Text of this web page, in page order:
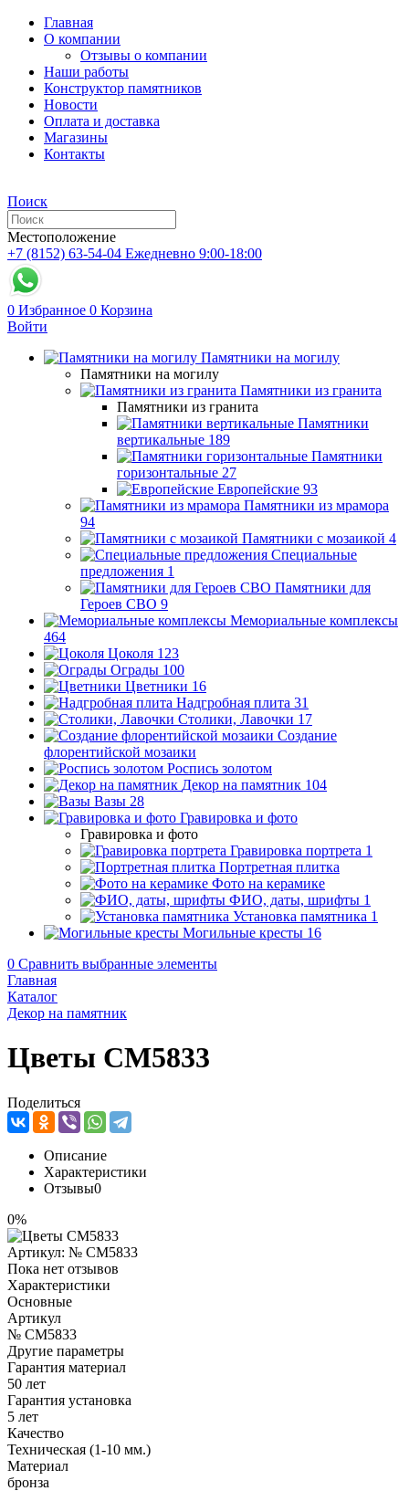
Главная
О компании
Отзывы о компании
Наши работы
Конструктор памятников
Новости
Оплата и доставка
Магазины
Контакты
Поиск
Местоположение
+7 (8152) 63-54-04 Ежедневно 9:00-18:00
0 Избранное 0 Корзина
Войти
Памятники на могилу
Памятники на могилу
Памятники из гранита
Памятники из гранита
Памятники
вертикальные 189
Памятники
горизонтальные 27
Европейские 93
Памятники из мрамора
94
Памятники с мозаикой 4
Специальные
предложения 1
Памятники для
Героев СВО 9
Мемориальные комплексы
464
Цоколя 123
Ограды 100
Цветники 16
Надгробная плита 31
Столики, Лавочки 17
Создание
флорентийской мозаики
Роспись золотом
Декор на памятник 104
Вазы 28
Гравировка и фото
Гравировка и фото
Гравировка портрета 1
Портретная плитка
Фото на керамике
ФИО, даты, шрифты 1
Установка памятника 1
Могильные кресты 16
0 Сравнить выбранные элементы
Главная
Каталог
Декор на памятник
Цветы CM5833
Поделиться
Описание
Характеристики
Отзывы0
0%
Артикул: № CM5833
Пока нет отзывов
Характеристики
Основные
Артикул
№ CM5833
Другие параметры
Гарантия материал
50 лет
Гарантия установка
5 лет
Качество
Техническая (1-10 мм.)
Материал
бронза